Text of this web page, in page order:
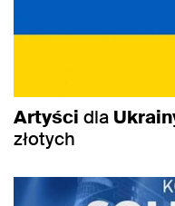
Artyści dla
złotych